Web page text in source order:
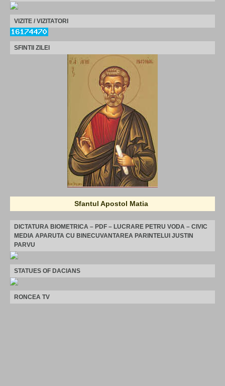
VIZITE / VIZITATORI
SFINTII ZILEI
Sfantul Apostol Matia
DICTATURA BIOMETRICA – PDF – LUCRARE PETRU VODA – CIVIC
MEDIA APARUTA CU BINECUVANTAREA PARINTELUI JUSTIN
PARVU
STATUES OF DACIANS
RONCEA TV